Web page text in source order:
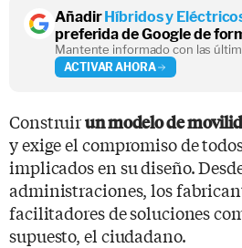
AñadirHíbridos y
preferida de Google de
Mantente informado con las
ACTIVAR AHORA
Construirun modelo de
y exige el compromiso de
implicados en su diseño.
administraciones, los
facilitadores de soluciones
supuesto, el ciudadano.